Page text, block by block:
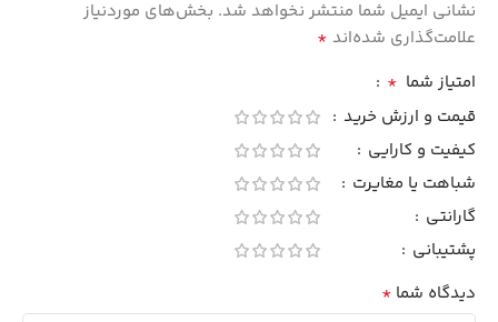
نشانی ایمیل شما منتشر نخواهد شد. بخش‌های موردنیاز
علامت‌گذاری شده‌اند *
امتیاز شما *
قیمت و ارزش خرید
کیفیت و کارایی
شباهت یا مغایرت
گارانتی
پشتیبانی
دیدگاه شما *